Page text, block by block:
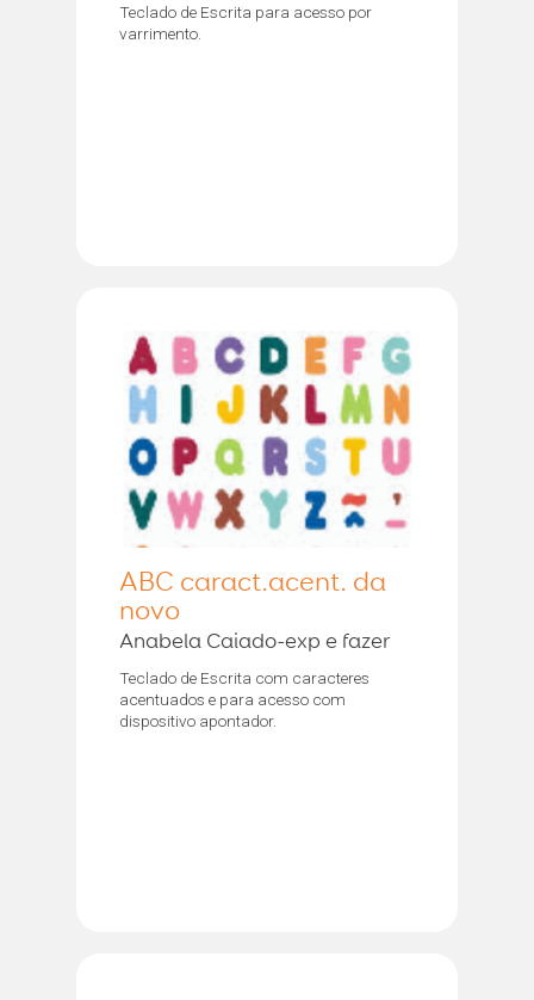
Teclado de Escrita para acesso por
varrimento.
ABC caract.acent. da
novo
Anabela Caiado-exp e fazer
Teclado de Escrita com caracteres
acentuados e para acesso com
dispositivo apontador.